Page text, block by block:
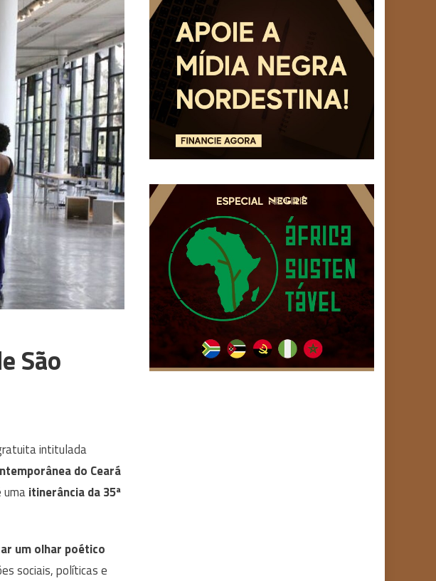
São
intitulada
do Ceará
umaitinerância da 35ª
um olhar poético
sociais, políticas e